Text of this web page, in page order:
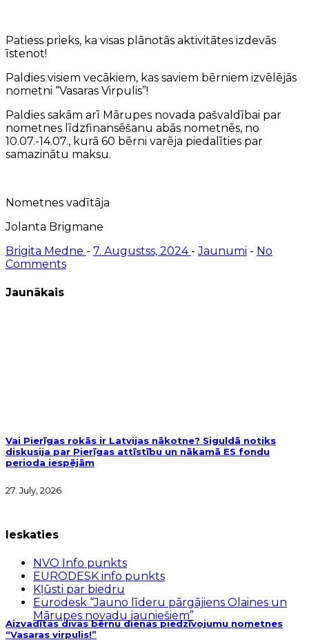
Patiess prieks, ka visas plānotās aktivitātes izdevās
īstenot!
Paldies visiem vecākiem, kas saviem bērniem izvēlējās
nometni “Vasaras Virpulis”!
Paldies sakām arī Mārupes novada pašvaldībai par
nometnes līdzfinansēšanu abās nometnēs, no
10.07.-14.07., kurā 60 bērni varēja piedalīties par
samazinātu maksu.
Nometnes vadītāja
Jolanta Brigmane
Brigita Medne - 7. Augustss, 2024 -Jaunumi - No
Comments
Jaunākais
Vai Pierīgas rokās ir Latvijas nākotne? Siguldā notiks
diskusija par Pierīgas attīstību un nākamā ES fondu
perioda iespējām
27. July, 2026
Aizvadītas divas bērnu dienas piedzīvojumu nometnes
“Vasaras virpulis!”
Ieskaties
NVO Info punkts
EURODESK info punkts
Kļūsti par biedru
Eurodesk “Jauno līderu pārgājiens Olaines un
Mārupes novadu jauniešiem”